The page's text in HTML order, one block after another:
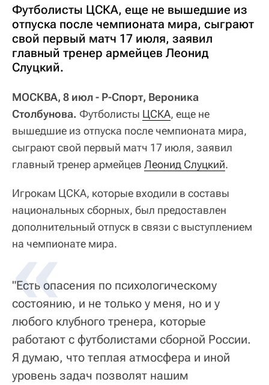
Футболисты ЦСКА, еще не вышедшие из
отпуска после чемпионата мира, сыграют
свой первый матч 17 июля, заявил
главный тренер армейцев Леонид
Слуцкий.
МОСКВА, 8 июл - Р-Спорт, Вероника
Столбунова. Футболисты ЦСКА, еще не
вышедшие из отпуска после чемпионата мира,
сыграют свой первый матч 17 июля, заявил
главный тренер армейцев Леонид Слуцкий.
Игрокам ЦСКА, которые входили в составы
национальных сборных, был предоставлен
дополнительный отпуск в связи с выступлением
на чемпионате мира.
"Есть опасения по психологическому
состоянию, и не только у меня, но и у
любого клубного тренера, которые
работают с футболистами сборной России.
Я думаю, что теплая атмосфера и иной
уровень задач позволят нашим